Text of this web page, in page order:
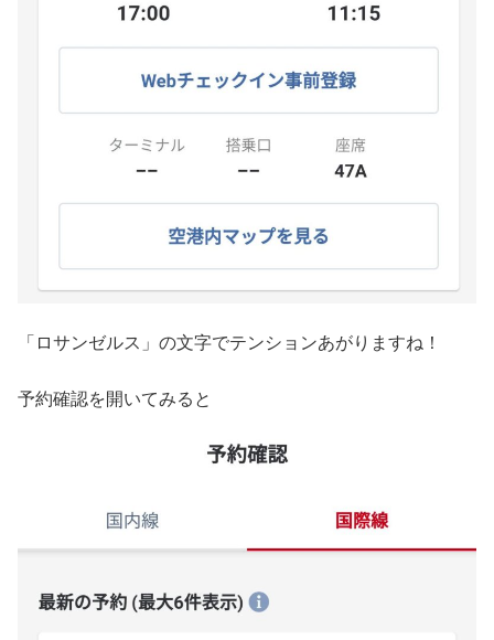
「ロサンゼルス」の文字でテンションあがりますね！
予約確認を開いてみると